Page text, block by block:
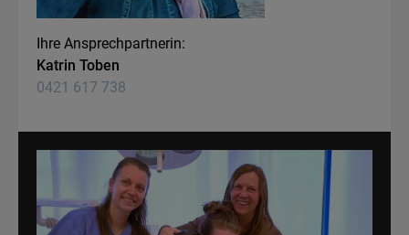
Ihre Ansprechpartnerin:
Katrin Toben
0421 617 738